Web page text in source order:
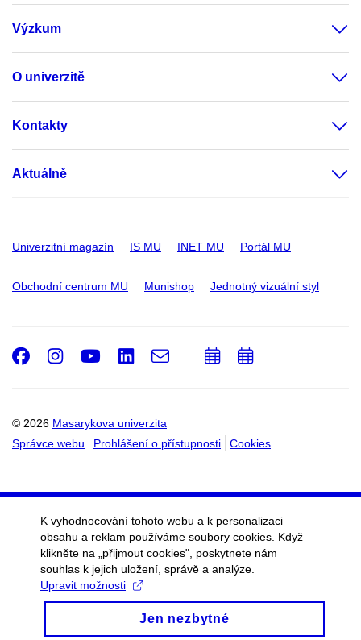
Výzkum
O univerzitě
Kontakty
Aktuálně
Univerzitní magazín IS MU INET MU Portál MU
Obchodní centrum MU Munishop Jednotný vizuální styl
© 2026 Masarykova univerzita
Správce webu
Prohlášení o přístupnosti Cookies
Facebook
Instagram
Youtube
LinkedIn
e-
Email
PřidatPřidat
K vyhodnocování tohoto webu a k personalizaci
obsahu a reklam používáme soubory cookies. Když
klikněte na „přijmout cookies", poskytnete nám
souhlas k jejich uložení, správě a analýze.
Upravit možnosti
Jen nezbytné